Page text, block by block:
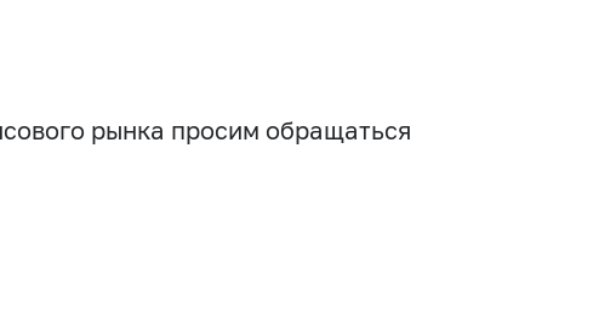
рынка просим обращаться